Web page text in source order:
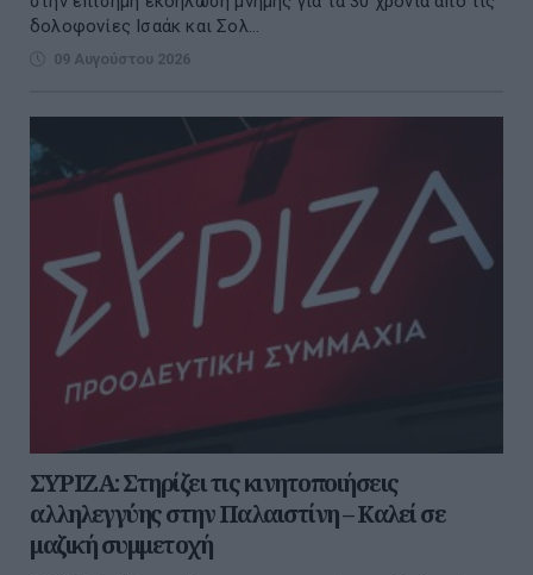
δολοφονίες Ισαάκ και Σολ...
09 Αυγούστου 2026
ΣΥΡΙΖΑ: Στηρίζει τις κινητοποιήσεις
αλληλεγγύης στην Παλαιστίνη – Καλεί σε
μαζική συμμετοχή